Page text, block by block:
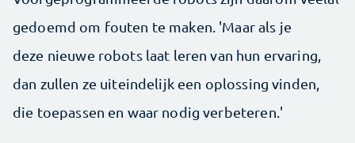
gedoemd om fouten te maken. 'Maar als je
deze nieuwe robots laat leren van hun ervaring,
dan zullen ze uiteindelijk een oplossing vinden,
die toepassen en waar nodig verbeteren.'